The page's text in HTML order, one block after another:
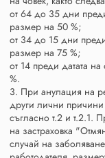
от 64 до 35 дни
размер на 50 %;
от 34 до 15 дни
размер на 75 %;
от 14 преди датата
%.
3. При анулация на
други лични
съгласно т.2 и т.2.1.
на застраховка
случай на